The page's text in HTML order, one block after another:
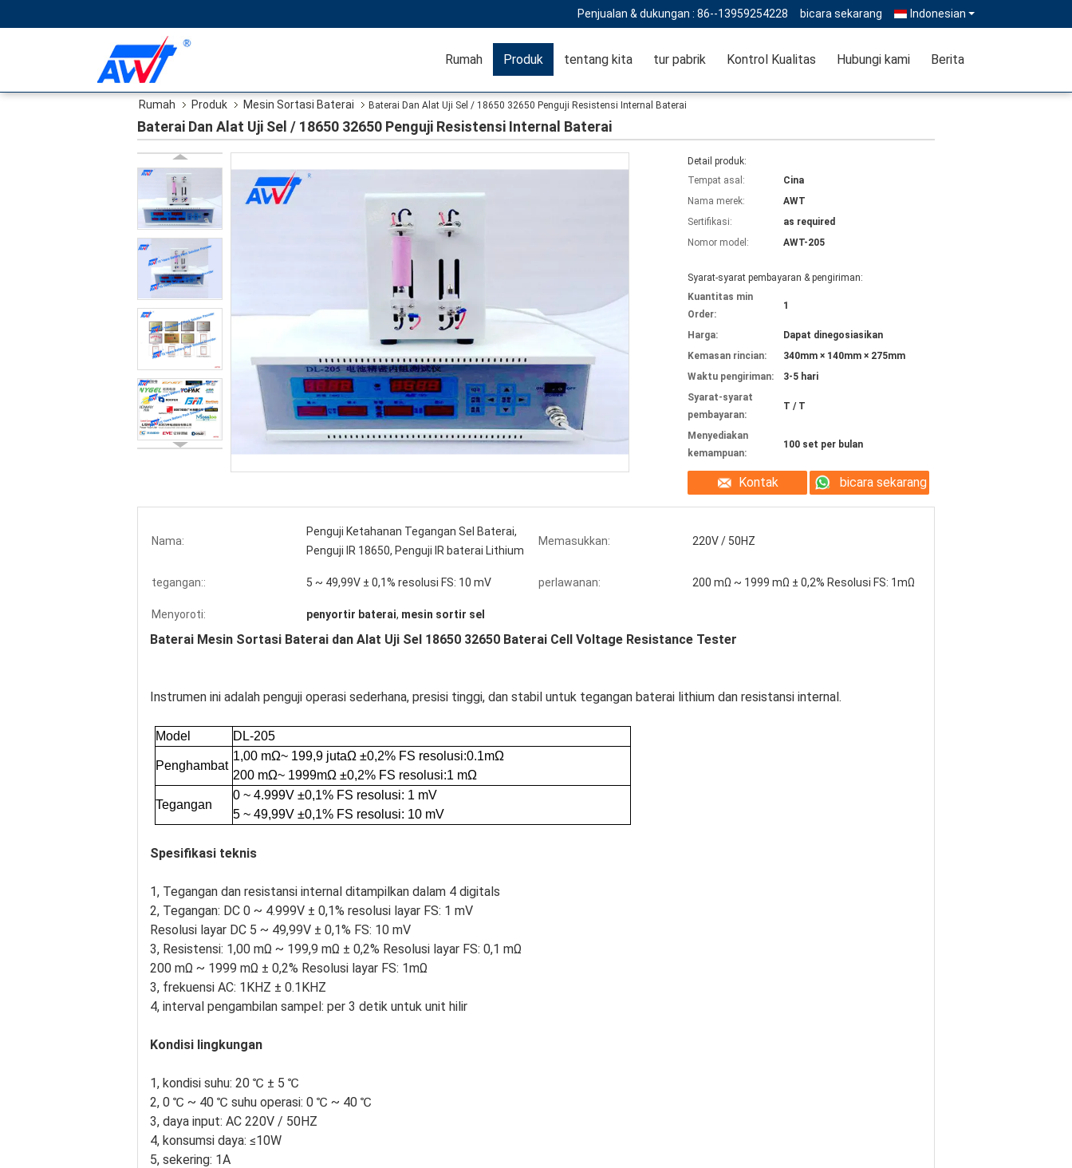
Penjualan & dukungan : 86--13959254228 bicara sekarang Indonesian
Rumah Produk tentang kita tur pabrik Kontrol Kualitas Hubungi kami Berita
Rumah Produk Mesin Sortasi Baterai Baterai Dan Alat Uji Sel / 18650 32650 Penguji Resistensi Internal Baterai
Baterai Dan Alat Uji Sel / 18650 32650 Penguji Resistensi Internal Baterai
Detail produk:
Tempat asal:
Cina
Nama merek:
AWT
Sertifikasi:
as required
Nomor model:
AWT-205
Syarat-syarat pembayaran & pengiriman:
Kuantitas min
Order:
1
Harga:
Dapat dinegosiasikan
Kemasan rincian:
340mm × 140mm × 275mm
Waktu pengiriman:
3-5 hari
Syarat-syarat
pembayaran:
T / T
Menyediakan
kemampuan:
100 set per bulan
Kontak bicara sekarang
Nama:
Penguji Ketahanan Tegangan Sel Baterai,
Penguji IR 18650, Penguji IR baterai Lithium
Memasukkan: 220V / 50HZ
tegangan:: 5 ~ 49,99V ± 0,1% resolusi FS: 10 mV perlawanan: 200 mΩ ~ 1999 mΩ ± 0,2% Resolusi FS: 1mΩ
Menyoroti: penyortir baterai, mesin sortir sel
Baterai Mesin Sortasi Baterai dan Alat Uji Sel 18650 32650 Baterai Cell Voltage Resistance Tester
Instrumen ini adalah penguji operasi sederhana, presisi tinggi, dan stabil untuk tegangan baterai lithium dan resistansi internal.
Model DL-205
Penghambat
1,00 mΩ~ 199,9 jutaΩ ±0,2% FS resolusi:0.1mΩ
200 mΩ~ 1999mΩ ±0,2% FS resolusi:1 mΩ
Tegangan
0 ~ 4.999V ±0,1% FS resolusi: 1 mV
5 ~ 49,99V ±0,1% FS resolusi: 10 mV
Spesifikasi teknis
1, Tegangan dan resistansi internal ditampilkan dalam 4 digitals
2, Tegangan: DC 0 ~ 4.999V ± 0,1% resolusi layar FS: 1 mV
Resolusi layar DC 5 ~ 49,99V ± 0,1% FS: 10 mV
3, Resistensi: 1,00 mΩ ~ 199,9 mΩ ± 0,2% Resolusi layar FS: 0,1 mΩ
200 mΩ ~ 1999 mΩ ± 0,2% Resolusi layar FS: 1mΩ
3, frekuensi AC: 1KHZ ± 0.1KHZ
4, interval pengambilan sampel: per 3 detik untuk unit hilir
Kondisi lingkungan
1, kondisi suhu: 20 ℃ ± 5 ℃
2, 0 ℃ ~ 40 ℃ suhu operasi: 0 ℃ ~ 40 ℃
3, daya input: AC 220V / 50HZ
4, konsumsi daya: ≤10W
5, sekering: 1A